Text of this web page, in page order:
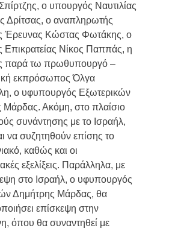
ο υπουργός Ναυτιλίας
Δρίτσας, ο αναπληρωτής
Έρευνας Κώστας Φωτάκης, ο
Επικρατείας Νίκος Παππάς, η
παρά τω πρωθυπουργό –
εκπρόσωπος Όλγα
ο υφυπουργός Εξωτερικών
Μάρδας. Ακόμη, στο πλαίσιο
συνάντησης με το Ισραήλ,
να συζητηθούν επίσης το
καθώς και οι
εξελίξεις. Παράλληλα, με
στο Ισραήλ, ο υφυπουργός
Δημήτρης Μάρδας, θα
επίσκεψη στην
όπου θα συναντηθεί με